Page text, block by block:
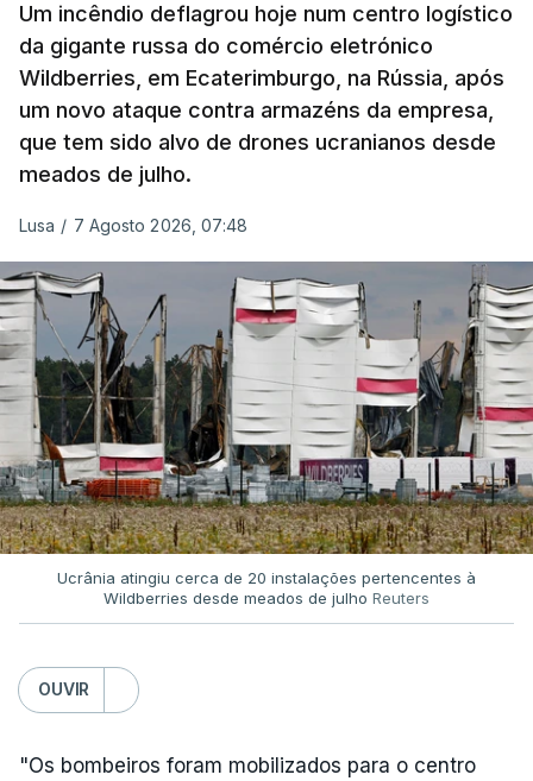
Um incêndio deflagrou hoje num centro logístico
da gigante russa do comércio eletrónico
Wildberries, em Ecaterimburgo, na Rússia, após
um novo ataque contra armazéns da empresa,
que tem sido alvo de drones ucranianos desde
meados de julho.
Lusa / 7 Agosto 2026, 07:48
Ucrânia atingiu cerca de 20 instalações pertencentes à
Wildberries desde meados de julho Reuters
OUVIR
"Os bombeiros foram mobilizados para o centro